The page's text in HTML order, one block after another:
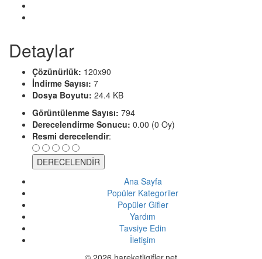
Detaylar
Çözünürlük: 120x90
İndirme Sayısı: 7
Dosya Boyutu: 24.4 KB
Görüntülenme Sayısı: 794
Derecelendirme Sonucu: 0.00 (0 Oy)
Resmi derecelendir:
Ana Sayfa
Popüler Kategoriler
Popüler Gifler
Yardım
Tavsiye Edin
İletişim